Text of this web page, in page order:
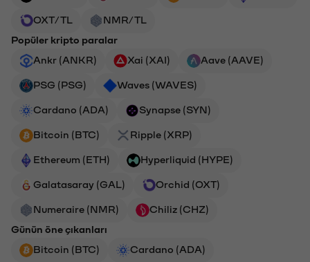
OXT/TL
NMR/TL
Popüler kripto paralar
Ankr (ANKR)
Xai (XAI) Aave (AAVE)
PSG (PSG) Waves (WAVES)
Cardano (ADA) Synapse (SYN)
Bitcoin (BTC) Ripple (XRP)
Ethereum (ETH) Hyperliquid (HYPE)
Galatasaray (GAL) Orchid (OXT)
Numeraire (NMR)
Chiliz (CHZ)
Günün öne çıkanları
Bitcoin (BTC)
Cardano (ADA)